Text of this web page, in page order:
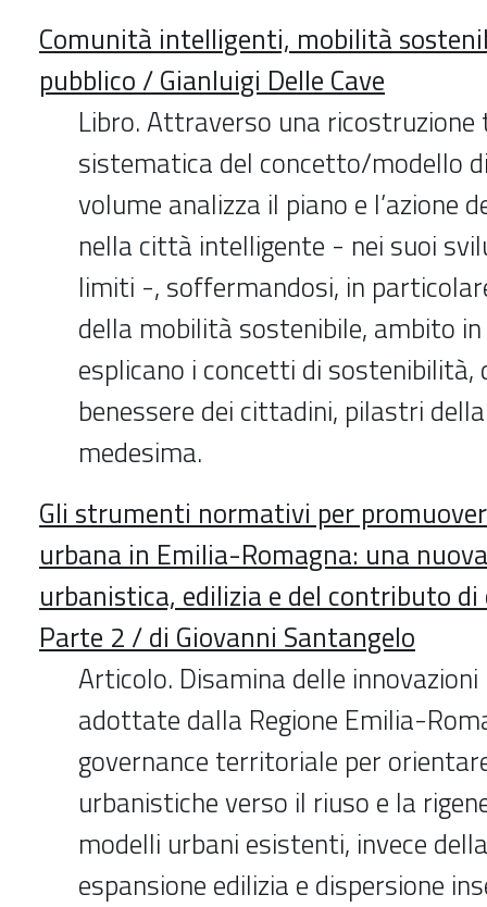
Comunità intelligenti, mobilità
pubblico / Gianluigi Delle Cave
Libro. Attraverso una ricostruzione
sistematica del concetto/modello
volume analizza il piano e l’azione
nella città intelligente - nei suoi
limiti -, soffermandosi, in
della mobilità sostenibile, ambito in
esplicano i concetti di sostenibilità,
benessere dei cittadini, pilastri
medesima.
Gli strumenti normativi per
urbana in Emilia-Romagna: una
urbanistica, edilizia e del contributo
Parte 2 / di Giovanni Santangelo
Articolo. Disamina delle
adottate dalla Regione Emilia-
governance territoriale per
urbanistiche verso il riuso e la
modelli urbani esistenti, invece
espansione edilizia e dispersione